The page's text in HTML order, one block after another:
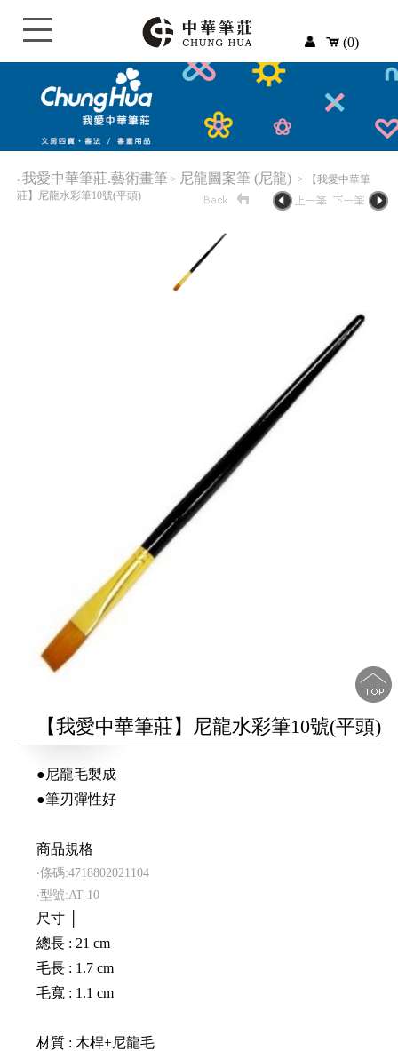
(0)
‧ 我愛中華筆莊.藝術畫筆 > 尼龍圖案筆 (尼龍) > 【我愛中華筆
莊】尼龍水彩筆10號(平頭)
【我愛中華筆莊】尼龍水彩筆10號(平頭)
●尼龍毛製成
●筆刃彈性好
商品規格
‧條碼:4718802021104
‧型號:AT-10
尺寸 │
總長 : 21 cm
毛長 : 1.7 cm
毛寬 : 1.1 cm
材質 : 木桿+尼龍毛